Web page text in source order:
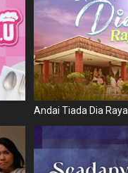
Andai Tiada Dia Raya